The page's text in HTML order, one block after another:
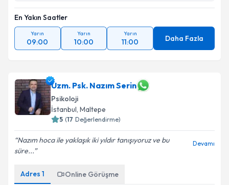
En Yakın Saatler
Yarın
09:00
Yarın
10:00
Yarın
11:00 Daha Fazla
Uzm. Psk. Nazım Serin
Psikoloji
İstanbul, Maltepe
5 (17 Değerlendirme)
Nazım hoca ile yaklaşık iki yıldır tanışıyoruz ve bu
süre...
Devamı
Adres 1 Online Görüşme